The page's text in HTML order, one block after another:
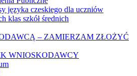
języka czeskiego dla uczniów
klas szkół średnich
– ZAMIERZAM ZŁOŻYĆ
WNIOSKODAWCY